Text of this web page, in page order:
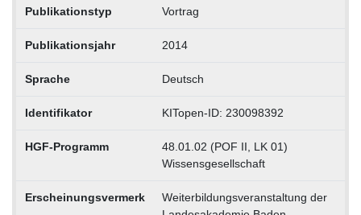
Publikationstyp Vortrag
Publikationsjahr 2014
Sprache Deutsch
Identifikator KITopen-ID: 230098392
HGF-Programm
48.01.02 (POF II, LK 01)
Wissensgesellschaft
Erscheinungsvermerk
Weiterbildungsveranstaltung der